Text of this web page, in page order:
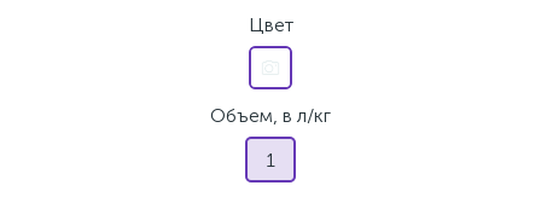
Цвет
Объем, в л/кг
1